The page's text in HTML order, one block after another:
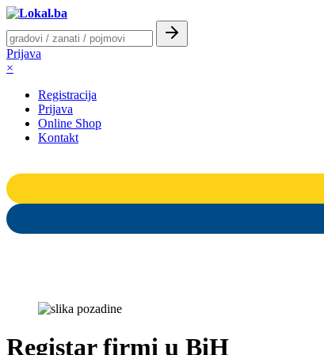
Prijava
×
Registracija
Prijava
Online Shop
Kontakt
Registar firmi u BiH